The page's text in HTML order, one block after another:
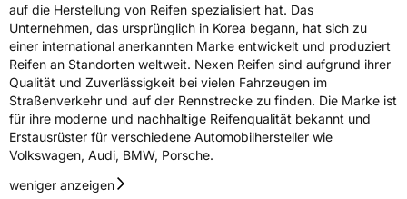
auf die Herstellung von Reifen spezialisiert hat. Das
Unternehmen, das ursprünglich in Korea begann, hat sich zu
einer international anerkannten Marke entwickelt und produziert
Reifen an Standorten weltweit. Nexen Reifen sind aufgrund ihrer
Qualität und Zuverlässigkeit bei vielen Fahrzeugen im
Straßenverkehr und auf der Rennstrecke zu finden. Die Marke ist
für ihre moderne und nachhaltige Reifenqualität bekannt und
Erstausrüster für verschiedene Automobilhersteller wie
Volkswagen, Audi, BMW, Porsche.
weniger anzeigen